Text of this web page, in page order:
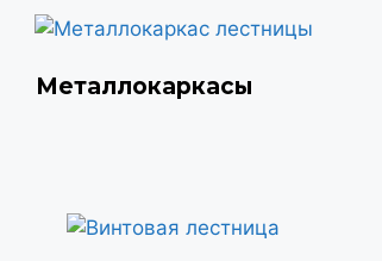
Металлокаркасы